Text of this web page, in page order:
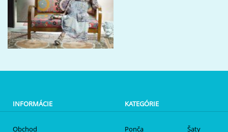
INFORMÁCIE
Obchod
KATEGÓRIE
Ponča Šaty